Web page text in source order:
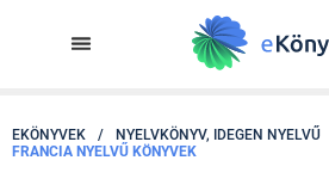
EKÖNYVEK / NYELVKÖNYV, IDEGEN NYELVŰ
FRANCIA NYELVŰ KÖNYVEK